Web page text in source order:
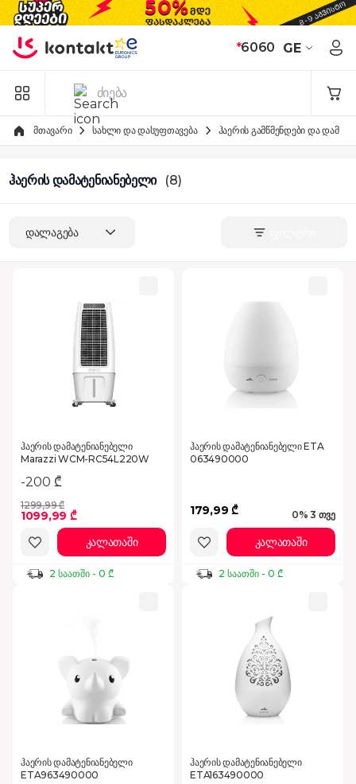
Skip to Content
*6060 GE
მთავარი სახლი და დასუფთავება ჰაერის გამწმენდები და
ჰაერის დამატენიანებელი (8)
დალაგება
ჰაერის დამატენიანებელი
Marazzi WCM-RC54L220W
-200 ₾
1299,99 ₾
1099,99 ₾
2 საათში - 0 ₾
კალათაში
ჰაერის დამატენიანებელი ETA
063490000
179,99 ₾ 0% 3 თვე
2 საათში - 0 ₾
კალათაში
ჰაერის დამატენიანებელი
ETA963490000
ჰაერის დამატენიანებელი
ETA163490000